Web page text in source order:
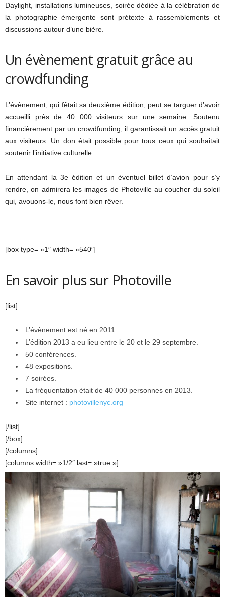
Daylight, installations lumineuses, soirée dédiée à la célébration de
la photographie émergente sont prétexte à rassemblements et
discussions autour d’une bière.
Un évènement gratuit grâce au
crowdfunding
L’évènement, qui fêtait sa deuxième édition, peut se targuer d’avoir
accueilli près de 40 000 visiteurs sur une semaine. Soutenu
financièrement par un crowdfunding, il garantissait un accès gratuit
aux visiteurs. Un don était possible pour tous ceux qui souhaitait
soutenir l’initiative culturelle.
En attendant la 3e édition et un éventuel billet d’avion pour s’y
rendre, on admirera les images de Photoville au coucher du soleil
qui, avouons-le, nous font bien rêver.
[box type= »1″ width= »540″]
En savoir plus sur Photoville
[list]
L’évènement est né en 2011.
L’édition 2013 a eu lieu entre le 20 et le 29 septembre.
50 conférences.
48 expositions.
7 soirées.
La fréquentation était de 40 000 personnes en 2013.
Site internet : photovillenyc.org
[/list]
[/box]
[/columns]
[columns width= »1/2″ last= »true »]